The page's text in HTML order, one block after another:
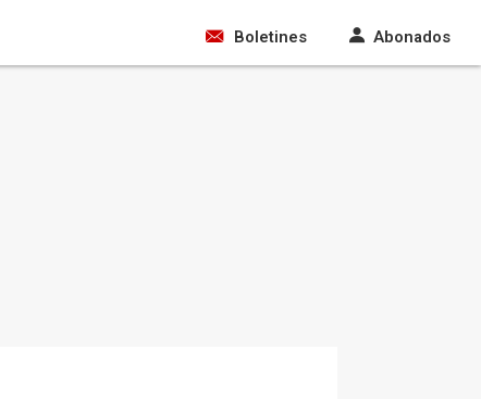
Boletines Abonados